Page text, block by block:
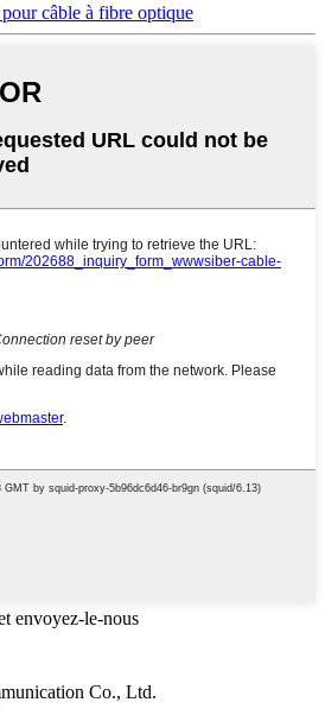
câble à fibre optique
envoyez-le-nous
Co., Ltd.